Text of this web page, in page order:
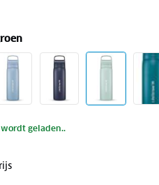
geladen..